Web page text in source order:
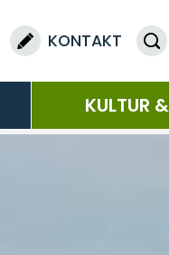
KONTAKT
KULTUR